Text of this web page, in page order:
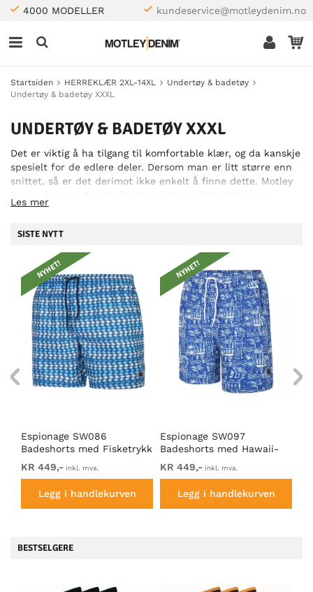
4000 MODELLER kundeservice@motleydenim.no
Startsiden HERREKLÆR 2XL-14XL
Undertøy & badetøy
Undertøy & badetøy XXXL
UNDERTØY & BADETØY XXXL
Det er viktig å ha tilgang til komfortable klær, og da kanskje
spesielt for de edlere deler. Dersom man er litt større enn
snittet, så er det derimot ikke enkelt å finne dette. Motley
størrelser opp til 3XL. Dermed får du tilgang på komfortable
Les mer
SISTE NYTT
Espionage SW086
Badeshorts med Fisketrykk
Blå
NYHET!
KR 449,- inkl. mva.
Legg i handlekurven
Espionage SW097
Badeshorts med Hawaii-
trykk Kongeblå/Hvit
NYHET!
KR 449,- inkl. mva.
Legg i handlekurven
BESTSELGERE